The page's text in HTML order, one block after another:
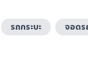
รถกระบะ จอดร